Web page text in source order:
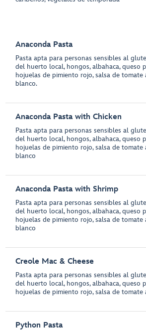
Anaconda Pasta
Pasta apta para personas sensibles al
del huerto local, hongos, albahaca, queso
hojuelas de pimiento rojo, salsa de tomate
blanco.
Anaconda Pasta with Chicken
Pasta apta para personas sensibles al
del huerto local, hongos, albahaca, queso
hojuelas de pimiento rojo, salsa de tomate
blanco
Anaconda Pasta with Shrimp
Pasta apta para personas sensibles al
del huerto local, hongos, albahaca, queso
hojuelas de pimiento rojo, salsa de tomate
blanco
Creole Mac & Cheese
Pasta apta para personas sensibles al
del huerto local, hongos, albahaca, queso
hojuelas de pimiento rojo, salsa de tomate
Python Pasta